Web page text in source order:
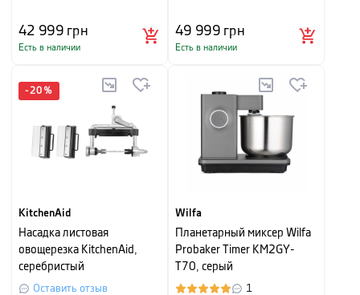
42 999грн
Есть в наличии
49 999грн
Есть в наличии
-20 %
KitchenAid
Насадка листовая
овощерезка KitchenAid,
серебристый
Оставить отзыв
Wilfa
Планетарный миксер Wilfa
Probaker Timer KM2GY-
T70, серый
1